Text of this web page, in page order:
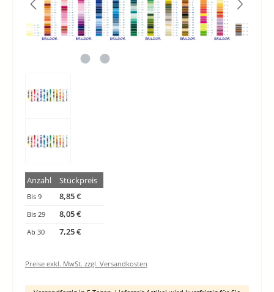
Anzahl Stückpreis
Bis9 8,85 €
Bis 29 8,05 €
Ab30 7,25 €
Preise exkl. MwSt. zzgl. Versandkosten